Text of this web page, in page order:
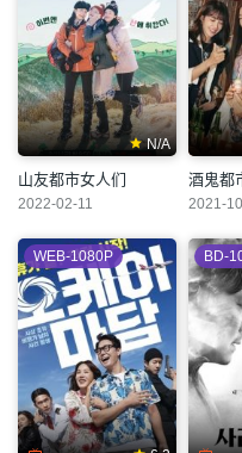
N/A
山友都市女人们
2022-02-11
酒鬼都
2021-
WEB-1080P BD-